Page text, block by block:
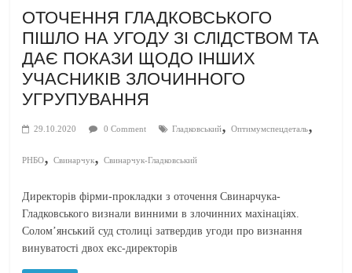
ОТОЧЕННЯ ГЛАДКОВСЬКОГО
ПІШЛО НА УГОДУ ЗІ СЛІДСТВОМ ТА
ДАЄ ПОКАЗИ ЩОДО ІНШИХ
УЧАСНИКІВ ЗЛОЧИННОГО
УГРУПУВАННЯ
29.10.2020 0 Comment Гладковський,Оптимумспецдеталь,
РНБО,Свинарчук,Свинарчук-Гладковський
Директорів фірми-прокладки з оточення Свинарчука-
Гладковського визнали винними в злочинних махінаціях.
Солом’янський суд столиці затвердив угоди про визнання
винуватості двох екс-директорів